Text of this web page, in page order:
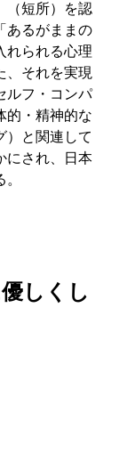
（短所）を認
あるがままの
れられる心理
、それを実現
ルフ・コンパ
的・精神的な
）と関連して
にされ、日本
しくし